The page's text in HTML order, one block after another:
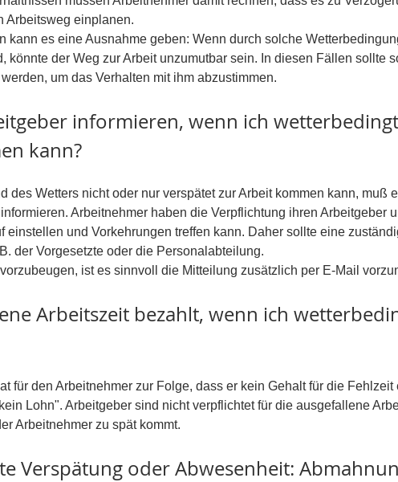
Arbeitsweg einplanen.
kann es eine Ausnahme geben: Wenn durch solche
könnte der Weg zur Arbeit unzumutbar sein. In diesen Fällen sollte
um das Verhalten mit ihm abzustimmen.
informieren, wenn ich
kann?
des Wetters nicht oder nur verspätet zur Arbeit kommen kann, muß
Arbeitnehmer haben die Verpflichtung ihren Arbeitgeber
einstellen und Vorkehrungen treffen kann. Daher sollte eine
der Vorgesetzte oder die Personalabteilung.
ist es sinnvoll die Mitteilung zusätzlich per E-Mail
Arbeitszeit bezahlt, wenn ich
für den Arbeitnehmer zur Folge, dass er kein Gehalt für die
Lohn". Arbeitgeber sind nicht verpflichtet für die ausgefallene
Arbeitnehmer zu spät kommt.
Verspätung oder Abwesenheit: